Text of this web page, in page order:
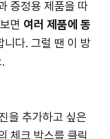
증정용 제품을 따
면 여러 제품에 동
니다. 그럴 땐 이 방
을 추가하고 싶은
체크 박스를 클릭